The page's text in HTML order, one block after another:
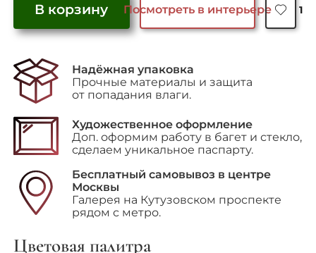
"Натюрморт"
В корзину Посмотреть в интерьере 1
Надёжная упаковка
Прочные материалы и защита
от попадания влаги.
Художественное оформление
Доп. оформим работу в багет и стекло,
сделаем уникальное паспарту.
Бесплатный самовывоз в центре
Москвы
Галерея на Кутузовском проспекте
рядом с метро.
Цветовая палитра